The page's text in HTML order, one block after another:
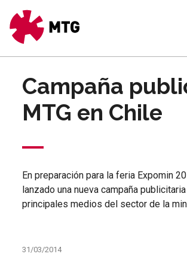
Campaña
MTG en Chile
En preparación para la feria Expomin
lanzado una nueva campaña
principales medios del sector de la
31/03/2014